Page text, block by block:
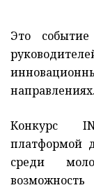
Это
направлениях.
Конкурс
платформой
среди